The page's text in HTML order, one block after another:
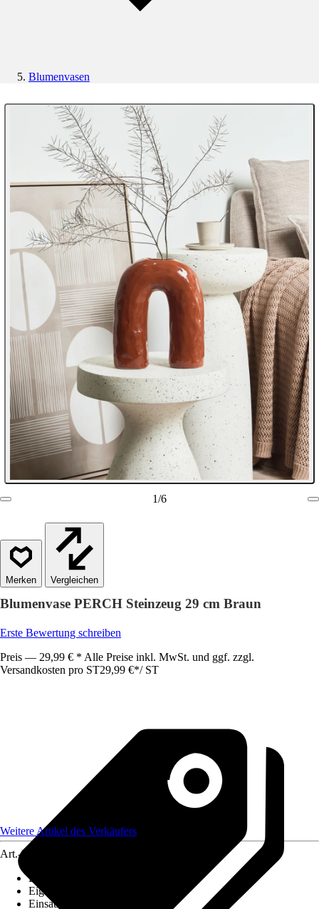
Blumenvasen
1/6
Vergleichen
Blumenvase PERCH Steinzeug 29 cm Braun
Erste Bewertung schreiben
Preis — 29,99 € * Alle Preise inkl. MwSt. und ggf. zzgl.
Versandkosten pro ST29,99 €*/ ST
Weitere Artikel des Verkäufers
Art.-Nr.
Bodenloch
Eigenschaft
Einsatzbereich